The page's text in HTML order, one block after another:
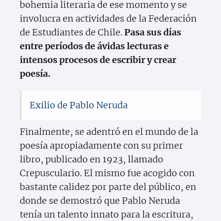
bohemia literaria de ese momento y se
involucra en actividades de la Federación
de Estudiantes de Chile.Pasa sus días
entre períodos de ávidas lecturas e
intensos procesos de escribir y crear
poesía.
Exilio de Pablo Neruda
Finalmente, se adentró en el mundo de la
poesía apropiadamente con su primer
libro, publicado en 1923, llamado
Crepusculario. El mismo fue acogido con
bastante calidez por parte del público, en
donde se demostró que Pablo Neruda
tenía un talento innato para la escritura,